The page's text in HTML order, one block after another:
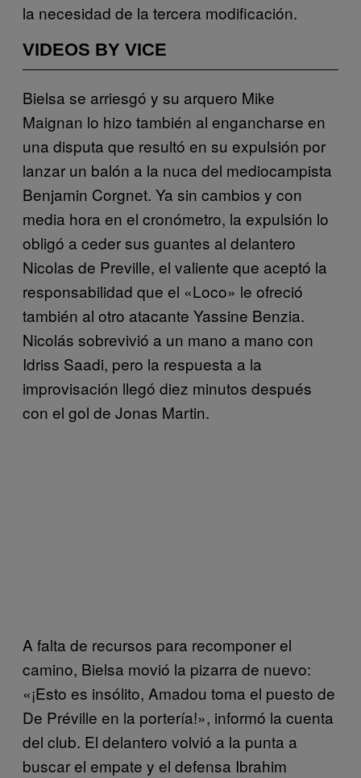
la necesidad de la tercera modificación.
VIDEOS BY VICE
Bielsa se arriesgó y su arquero Mike
Maignan lo hizo también al engancharse en
una disputa que resultó en su expulsión por
lanzar un balón a la nuca del mediocampista
Benjamin Corgnet. Ya sin cambios y con
media hora en el cronómetro, la expulsión lo
obligó a ceder sus guantes al delantero
Nicolas de Preville, el valiente que aceptó la
responsabilidad que el «Loco» le ofreció
también al otro atacante Yassine Benzia.
Nicolás sobrevivió a un mano a mano con
Idriss Saadi, pero la respuesta a la
improvisación llegó diez minutos después
con el gol de Jonas Martin.
A falta de recursos para recomponer el
camino, Bielsa movió la pizarra de nuevo:
«¡Esto es insólito, Amadou toma el puesto de
De Préville en la portería!», informó la cuenta
del club. El delantero volvió a la punta a
buscar el empate y el defensa Ibrahim